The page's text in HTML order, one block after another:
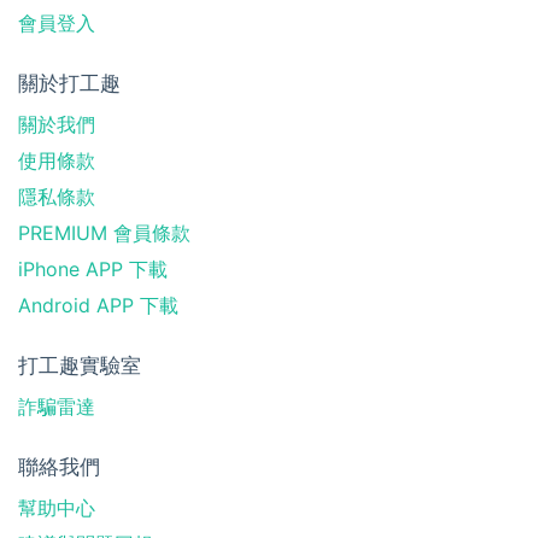
會員登入
關於打工趣
關於我們
使用條款
隱私條款
PREMIUM 會員條款
iPhone APP 下載
Android APP 下載
打工趣實驗室
詐騙雷達
聯絡我們
幫助中心